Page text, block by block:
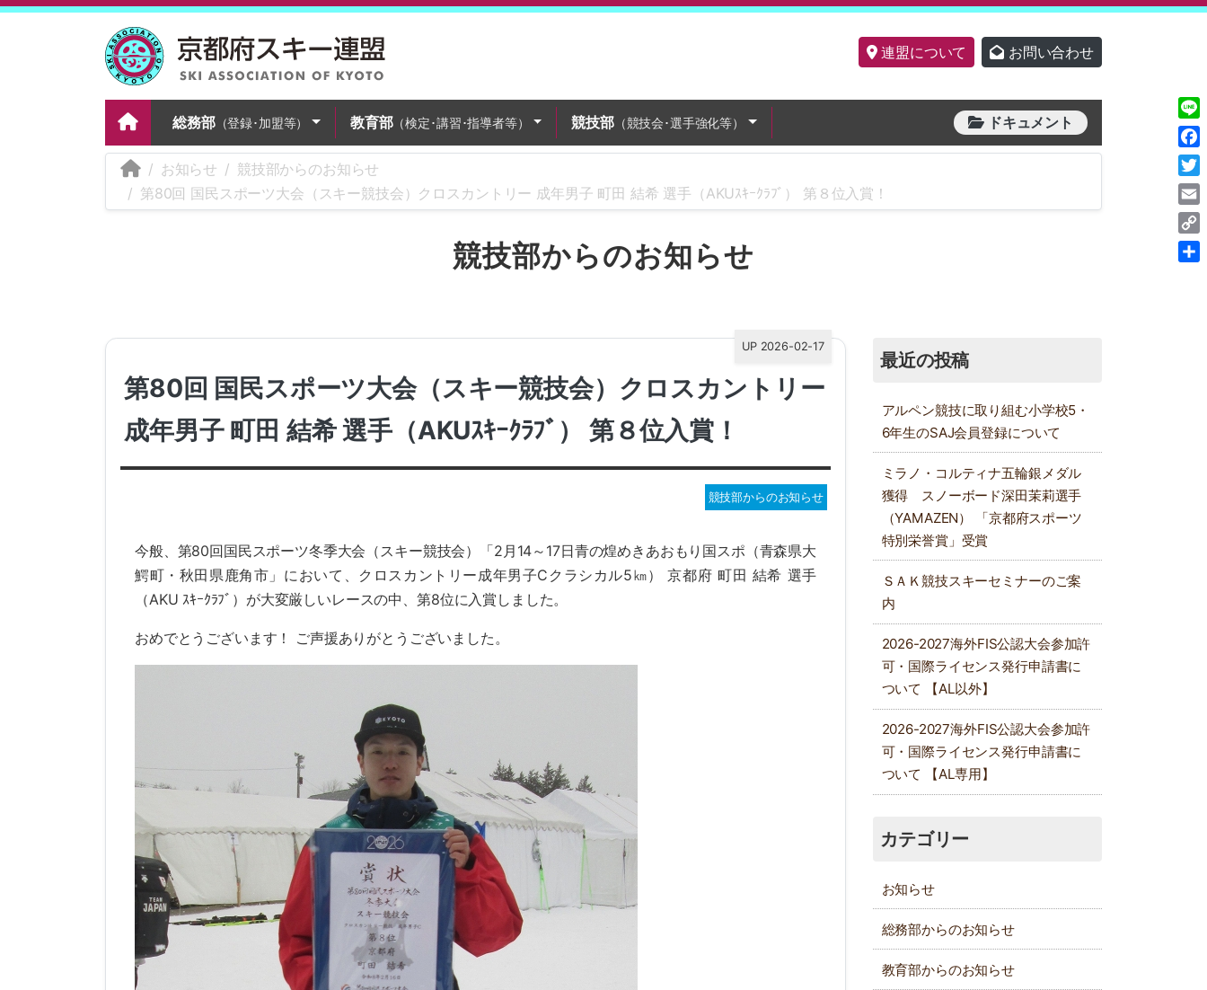
連盟について お問い合わせ
総務部（登録･加盟等） 教育部（検定･講習･指導者等） 競技部（競技会･選手強化等） ドキュメント
お知らせ
競技部からのお知らせ
第80回 国民スポーツ大会（スキー競技会）クロスカントリー 成年男子 町田 結希 選手（AKUｽｷｰｸﾗﾌﾞ） 第８位入賞！
競技部からのお知らせ
第80回 国民スポーツ大会（スキー競技会）クロスカントリー
成年男子 町田 結希 選手（AKUｽｷｰｸﾗﾌﾞ） 第８位入賞！
UP 2026-02-17
競技部からのお知らせ
今般、第80回国民スポーツ冬季大会（スキー競技会）「2月14～17日青の煌めきあおもり国スポ（青森県大
鰐町・秋田県鹿角市」において、クロスカントリー成年男子Cクラシカル5㎞） 京都府 町田 結希 選手
（AKU ｽｷｰｸﾗﾌﾞ）が大変厳しいレースの中、第8位に入賞しました。
おめでとうございます！ ご声援ありがとうございました。
最近の投稿
アルペン競技に取り組む小学校5・
6年生のSAJ会員登録について
ミラノ・コルティナ五輪銀メダル
獲得 スノーボード深田茉莉選手
（YAMAZEN） 「京都府スポーツ
特別栄誉賞」受賞
ＳＡＫ競技スキーセミナーのご案
内
2026-2027海外FIS公認大会参加許
可・国際ライセンス発行申請書に
ついて 【AL以外】
2026-2027海外FIS公認大会参加許
可・国際ライセンス発行申請書に
ついて 【AL専用】
カテゴリー
お知らせ
総務部からのお知らせ
教育部からのお知らせ
Line
Link